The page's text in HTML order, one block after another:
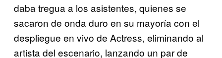
daba tregua a los asistentes, quienes se
sacaron de onda duro en su mayoría con el
despliegue en vivo de Actress, eliminando al
artista del escenario, lanzando un par de